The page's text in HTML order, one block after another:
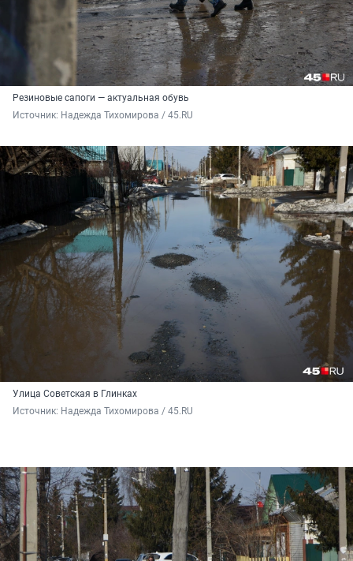
Резиновые сапоги — актуальная обувь
Источник: Надежда Тихомирова / 45.RU
Улица Советская в Глинках
Источник: Надежда Тихомирова / 45.RU